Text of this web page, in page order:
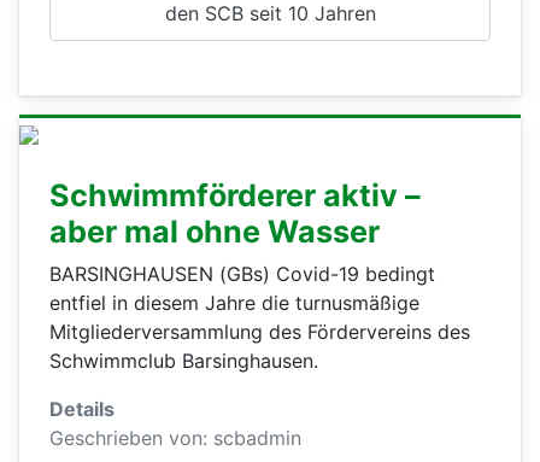
den SCB seit 10 Jahren
Schwimmförderer aktiv –
aber mal ohne Wasser
BARSINGHAUSEN (GBs) Covid-19 bedingt
entfiel in diesem Jahre die turnusmäßige
Mitgliederversammlung des Fördervereins des
Schwimmclub Barsinghausen.
Details
Geschrieben von: scbadmin